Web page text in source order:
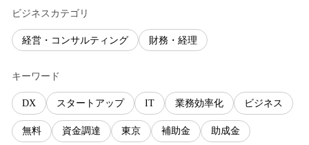
ビジネスカテゴリ
経営・コンサルティング 財務・経理
キーワード
DX スタートアップ IT 業務効率化 ビジネス
無料 資金調達 東京 補助金 助成金